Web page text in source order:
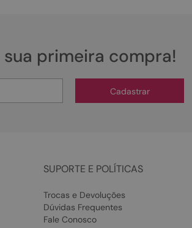
sua primeira compra!
Cadastrar
SUPORTE E POLÍTICAS
Trocas e Devoluções
Dúvidas Frequentes
Fale Conosco